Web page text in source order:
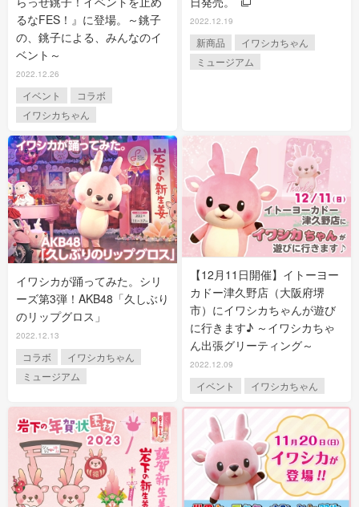
るなFES！』に登場。～銚子
の、銚子による、みんなのイ
ベント～
2022.12.26
イベント
コラボ
イワシカちゃん
2022.12.19
新商品
イワシカちゃん
ミュージアム
イワシカが踊ってみた。シリ
ーズ第3弾！AKB48「久しぶり
のリップグロス」
2022.12.13
コラボ
イワシカちゃん
ミュージアム
【12月11日開催】イトーヨー
カドー津久野店（大阪府堺
市）にイワシカちゃんが遊び
に行きます♪ ～イワシカちゃ
ん出張グリーティング～
2022.12.09
イベント イワシカちゃん